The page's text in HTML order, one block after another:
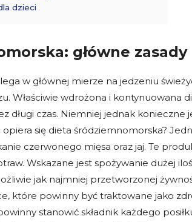
dzieci
główne zasady
w głównej mierze na jedzeniu
Właściwie wdrożona i kontynuowana
długi czas. Niemniej jednak
się dieta śródziemnomorska?
czerwonego mięsa oraz jaj. Te
Wskazane jest spożywanie dużej
jak najmniej przetworzonej
które powinny być traktowane jako
stanowić składnik każdego